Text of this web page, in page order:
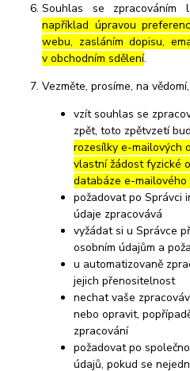
Souhlas se
například úpravou
webu, zasláním dopisu,
v obchodním sdělení.
Vezměte, prosíme, na
vzít souhlas se
zpět, toto zpětvzetí
rozesílky e-mailových
vlastní žádost fyzické
databáze e-mailového
požadovat po Správci
údaje zpracovává
vyžádat si u Správce
osobním údajům a
u automatizovaně
jejich přenositelnost
nechat vaše
nebo opravit,
zpracování
požadovat po
údajů, pokud se